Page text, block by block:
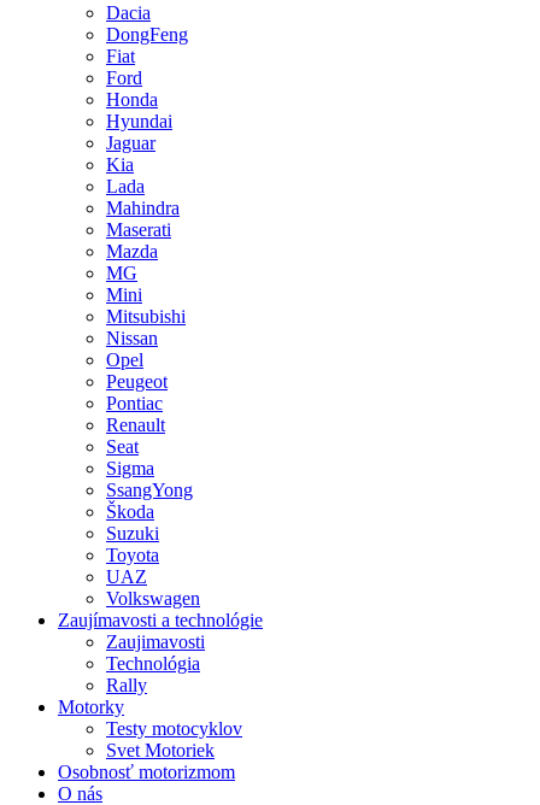
Dacia
DongFeng
Fiat
Ford
Honda
Hyundai
Jaguar
Kia
Lada
Mahindra
Maserati
Mazda
MG
Mini
Mitsubishi
Nissan
Opel
Peugeot
Pontiac
Renault
Seat
Sigma
SsangYong
Škoda
Suzuki
Toyota
UAZ
Volkswagen
Zaujímavosti a technológie
Zaujimavosti
Technológia
Rally
Motorky
Testy motocyklov
Svet Motoriek
Osobnosť motorizmom
O nás